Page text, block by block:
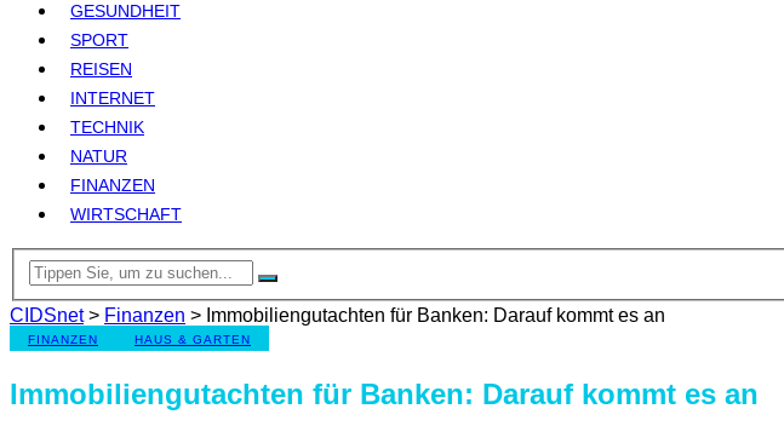
GESUNDHEIT
SPORT
REISEN
INTERNET
TECHNIK
NATUR
FINANZEN
WIRTSCHAFT
CIDSnet> Finanzen > Immobiliengutachten für Banken: Darauf kommt es an
FINANZEN HAUS & GARTEN
Immobiliengutachten für Banken: Darauf kommt es an